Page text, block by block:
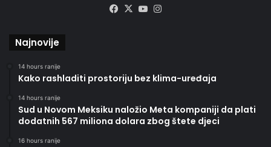
Facebook
X YouTube
Najnovije
14 hours ranije
Kako rashladiti prostoriju bez klima-uređaja
14 hours ranije
Sud u Novom Meksiku naložio Meta kompaniji da plati
dodatnih 567 miliona dolara zbog štete djeci
16 hours ranije